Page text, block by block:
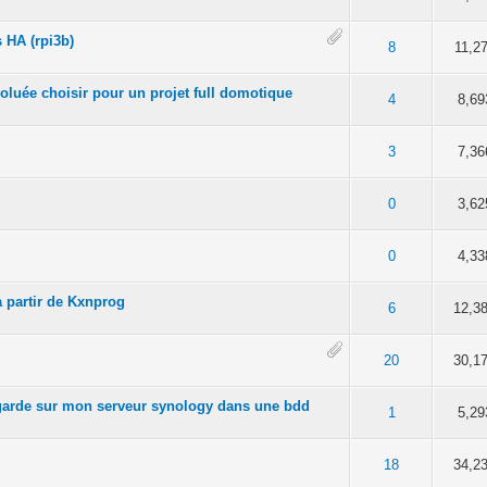
HA (rpi3b) 8
moyenne
3 45
choisir pour un projet full domotique 4
moyenne
345
3
moyenne
0
0
partir de Kxnprog 6
moyenne
345
20
moyenne
sur mon serveur synology dans une bdd 1
moyenne
345
18